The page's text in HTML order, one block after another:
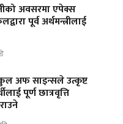
अवसरमा एपेक्स
पूर्व अर्थमन्त्रीलाई
अफ साइन्सले उत्कृष्ट
पूर्ण छात्रवृत्ति